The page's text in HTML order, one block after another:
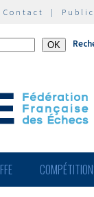
Contact |
FFE